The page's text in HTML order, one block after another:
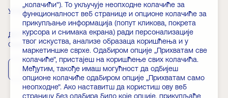
УЛАЗНИЦЕ ЧЛАНСТВО
ДОГАЂАЈИ ЧЕСТА ПИТАЊА
Скини апликацију
App Store Play Store
„колачићи"). То укључује неопходне колачиће за
функционалност веб странице и опционе колачиће за
прикупљање информација (попут кликова, покрета
курсора и снимака екрана) ради персонализације
твог искуства, анализе образаца коришћења и у
маркетиншке сврхе. Одабиром опције „Прихватам све
колачиће", пристајеш на коришћење свих колачића.
Међутим, такође имаш могућност да одбијеш
опционе колачиће одабиром опције „Прихватам само
неопходне". Ако наставитш да користиш ову веб
страницу без одабира било које опције, прикупљаће